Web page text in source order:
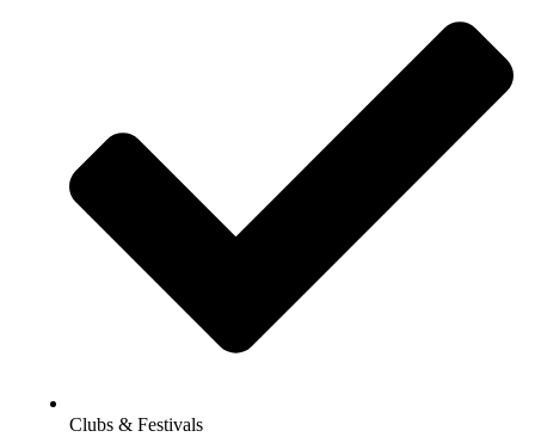
Clubs & Festivals